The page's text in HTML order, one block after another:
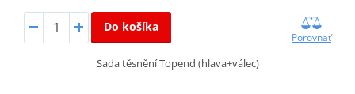
Do košíka
Porovnať
Sada těsnění Topend (hlava+válec)